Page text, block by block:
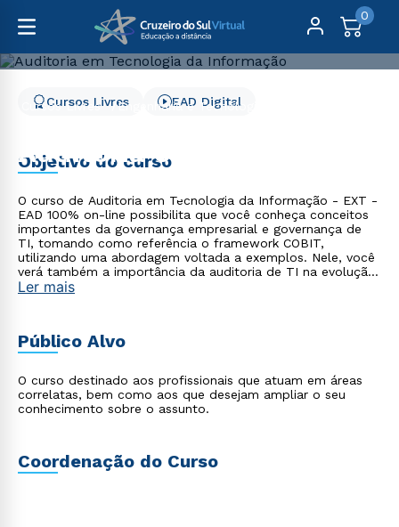
0
Cursos Livres
Engenharia e Tecnologia
Auditoria em Tecnologia
da Informação
Cursos Livres EAD Digital
Objetivo do curso
O curso de Auditoria em Tecnologia da Informação - EXT -
EAD 100% on-line possibilita que você conheça conceitos
importantes da governança empresarial e governança de
TI, tomando como referência o framework COBIT,
utilizando uma abordagem voltada a exemplos. Nele, você
verá também a importância da auditoria de TI na evolução
dos processos da organização. Ao final do curso, você será
a sua cidade não possui um polo EAD da Cruzeiro do Sul
Virtual, você pode se matricular no curso Livre desejado
Nesse caso, suas aulas e avaliações serão 100% on-line!*
*Eventuais estágios e outras atividades presenciais
poderão acontecer em locais definidos pela área
Ler mais
Público Alvo
O curso destinado aos profissionais que atuam em áreas
correlatas, bem como aos que desejam ampliar o seu
conhecimento sobre o assunto.
Coordenação do Curso